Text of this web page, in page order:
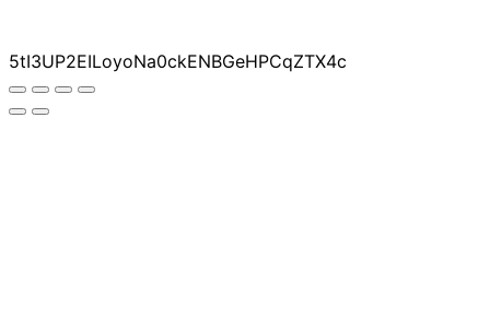
5tI3UP2EILoyoNa0ckENBGeHPCqZTX4c